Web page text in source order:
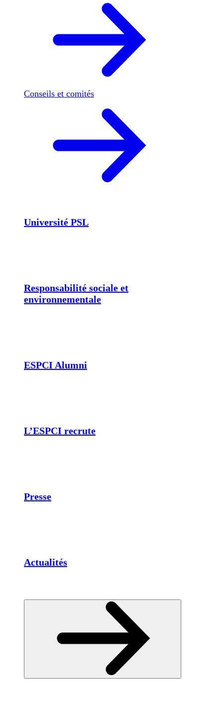
Conseils et comités
Université PSL
Responsabilité sociale et
environnementale
ESPCI Alumni
L’ESPCI recrute
Presse
Actualités